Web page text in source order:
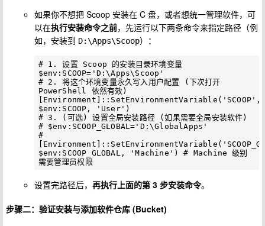
如果你不想把 Scoop 安装在 C 盘，或者想统一管理软件，可
以在执行安装命令之前，先运行以下两条命令来指定路径（例
如，安装到 D:\Apps\Scoop）：
# 1. 设置 Scoop 的安装目录环境变量
$env:SCOOP='D:\Apps\Scoop'
# 2. 将这个环境变量永久写入用户配置 (下次打开
PowerShell 依然有效)
[Environment]::SetEnvironmentVariable('SCOOP',
$env:SCOOP, 'User')
# 3. (可选) 设置全局安装路径 (如果需要全局安装软件)
# $env:SCOOP_GLOBAL='D:\GlobalApps'
#
$env:SCOOP_GLOBAL, 'Machine') # Machine 级别
设置完路径后， 再执行上面的第 3 步安装命令。
步骤二：验证安装与添加软件仓库 (Bucket)